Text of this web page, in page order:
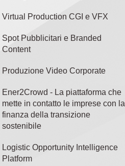
Virtual Production CGI e VFX
Spot Pubblicitari e Branded
Content
Produzione Video Corporate
Ener2Crowd - La piattaforma che
mette in contatto le imprese con la
finanza della transizione
sostenibile
Logistic Opportunity Intelligence
Platform